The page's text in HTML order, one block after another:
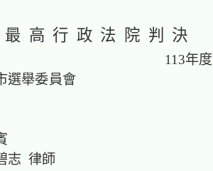
最 高 行 政 法 院 判 決
113年
選舉委員會
蘇俊賓
志 律師